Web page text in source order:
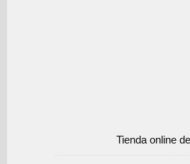
Tienda online